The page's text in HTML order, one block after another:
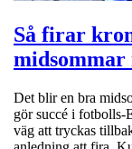
Så firar
Det blir en bra
gör succé i fotbolls-
väg att tryckas